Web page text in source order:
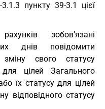
пункту 39-3.1 цієї
зобов’язані
днів повідомити
свого статусу
цілей Загального
їх статусу для цілей
відповідного статусу